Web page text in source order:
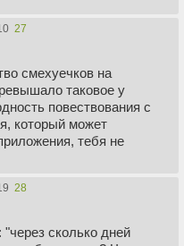
27
смехуечков на
таковое у
повествования с
который может
тебя не
28
сколько дней